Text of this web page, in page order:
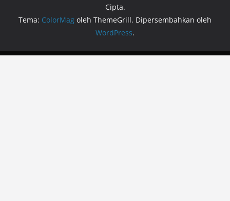
Cipta.
Tema: ColorMag oleh ThemeGrill. Dipersembahkan oleh
WordPress.